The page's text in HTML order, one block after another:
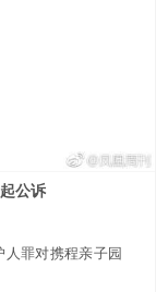
公诉
罪对携程亲子园